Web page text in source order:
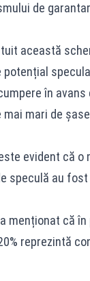
de
această
în
mari de
evident că
speculă au
menționat că
reprezintă